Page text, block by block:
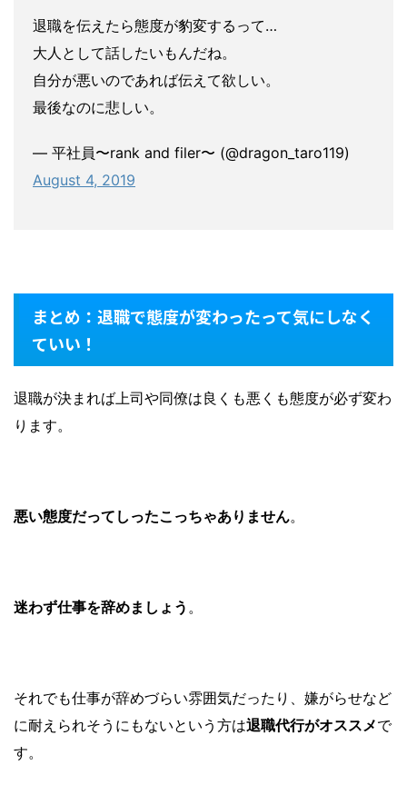
退職を伝えたら態度が豹変するって…
大人として話したいもんだね。
自分が悪いのであれば伝えて欲しい。
最後なのに悲しい。
— 平社員〜rank and filer〜 (@dragon_taro119)
August 4, 2019
まとめ：退職で態度が変わったって気にしなく
ていい！
退職が決まれば上司や同僚は良くも悪くも態度が必ず変わ
ります。
悪い態度だってしったこっちゃありません。
迷わず仕事を辞めましょう 。
それでも仕事が辞めづらい雰囲気だったり、嫌がらせなど
に耐えられそうにもないという方は退職代行がオススメで
す。